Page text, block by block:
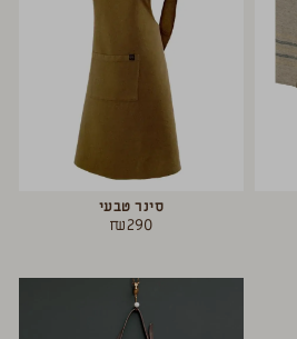
סינר טבעי
₪290